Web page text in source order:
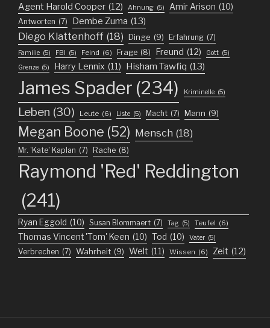
Agent Harold Cooper (12) Ahnung (5) Amir Arison (10)
Antworten (7) Dembe Zuma (13)
Diego Klattenhoff (18) Dinge (9) Erfahrung (7)
Familie (5) FBI (5) Feind (6) Frage (8) Freund (12) Gott (5)
Grenze (5) Harry Lennix (11) Hisham Tawfiq (13)
James Spader (234) Kriminelle (5)
Leben (30) Leute (6) Liste (5) Macht (7) Mann (9)
Megan Boone (52) Mensch (18)
Mr. 'Kate' Kaplan (7) Rache (8)
Raymond 'Red' Reddington
(241)
Ryan Eggold (10) Susan Blommaert (7) Tag (5) Teufel (6)
Thomas Vincent 'Tom' Keen (10) Tod (10) Vater (5)
Verbrechen (7) Wahrheit (9) Welt (11) Wissen (6) Zeit (12)